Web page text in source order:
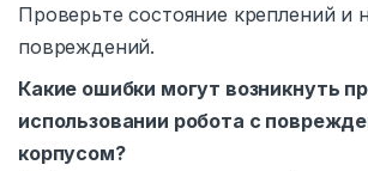
Проверьте состояние креплений и
повреждений.
Какие ошибки могут возникнуть
использовании робота с
корпусом?